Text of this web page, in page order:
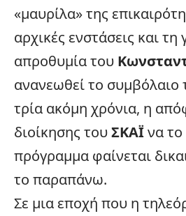
«μαυρίλα» της
αρχικές ενστάσεις και
απροθυμία του
ανανεωθεί το συμβόλαιο
τρία ακόμη χρόνια, η
διοίκησης τουΣΚΑΪνα το
πρόγραμμα φαίνεται
το παραπάνω.
Σε μια εποχή που η